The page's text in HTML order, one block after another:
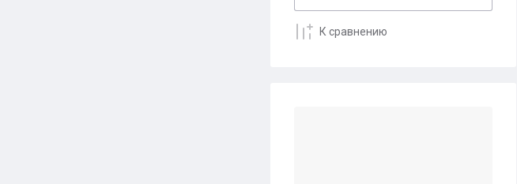
К сравнению